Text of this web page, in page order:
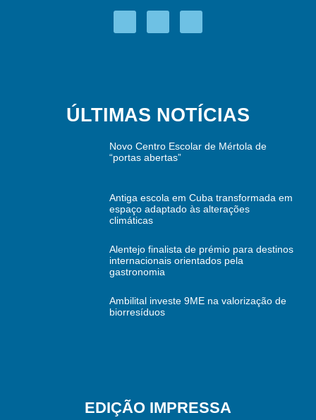
ÚLTIMAS NOTÍCIAS
Novo Centro Escolar de Mértola de
“portas abertas”
Antiga escola em Cuba transformada em
espaço adaptado às alterações
climáticas
Alentejo finalista de prémio para destinos
internacionais orientados pela
gastronomia
Ambilital investe 9ME na valorização de
biorresíduos
EDIÇÃO IMPRESSA